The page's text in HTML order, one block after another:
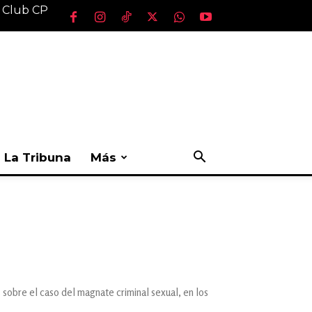
CP
La Tribuna Más
el caso del magnate criminal sexual, en los